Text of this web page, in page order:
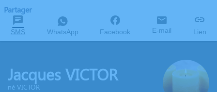
Partager
SMS WhatsApp Facebook E-mail Lien
Jacques VICTOR
né VICTOR